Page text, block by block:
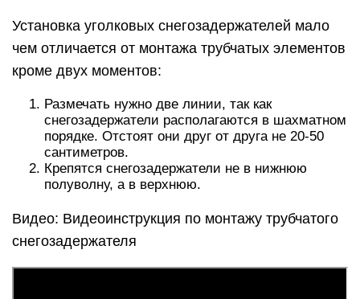
Установка уголковых снегозадержателей мало
чем отличается от монтажа трубчатых элементов
кроме двух моментов:
Размечать нужно две линии, так как
снегозадержатели располагаются в шахматном
порядке. Отстоят они друг от друга не 20-50
сантиметров.
Крепятся снегозадержатели не в нижнюю
полуволну, а в верхнюю.
Видео: Видеоинструкция по монтажу трубчатого
снегозадержателя